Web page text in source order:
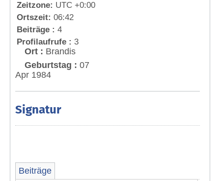
Zeitzone: UTC +0:00
Ortszeit: 06:42
Beiträge : 4
Profilaufrufe : 3
Ort : Brandis
Geburtstag : 07
Apr 1984
Signatur
Beiträge